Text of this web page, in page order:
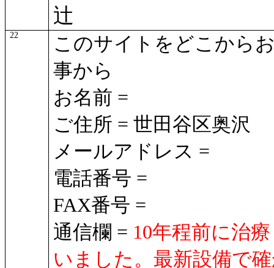
辻
22
このサイトをどこから
事から
お名前 =
ご住所 = 世田谷区奥沢
メールアドレス =
電話番号 =
FAX番号 =
通信欄 = 10年程前に治
いました。最新設備で